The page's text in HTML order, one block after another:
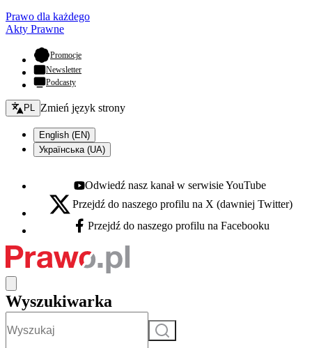
Prawo dla każdego
Akty Prawne
Promocje- otwiera się w nowej karcie
Newsletter
Podcasty
Zmień język - bieżący:
PL Zmień język strony
English (EN)
Українська (UA)
Youtube - otwiera się w nowej karcie
Odwiedź nasz kanał w serwisie YouTube
X - otwiera się w nowej karcie
Przejdź do naszego profilu na X (dawniej Twitter)
Facebook - otwiera się w nowej karcie
Przejdź do naszego profilu na Facebooku
Wyszukiwarka
Szukaj